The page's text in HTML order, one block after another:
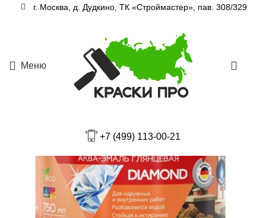
г. Москва, д. Дудкино, ТК «Строймастер», пав. 308/329
Меню
+7 (499) 113-00-21